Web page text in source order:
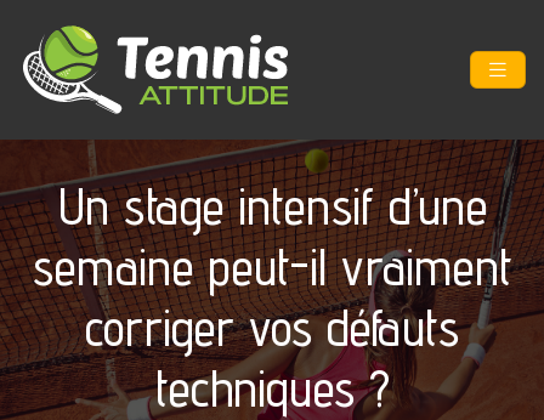
Un stage intensif d’une
semaine peut-il vraiment
corriger vos défauts
techniques ?